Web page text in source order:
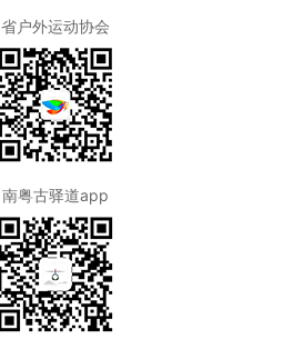
省户外运动协会
南粤古驿道app